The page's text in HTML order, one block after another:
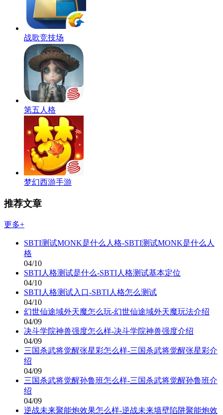
战歌竞技场
第五人格
梦幻西游手游
推荐文章
更多+
SBTI测试MONK是什么人格-SBTI测试MONK是什么人
格
04/10
SBTI人格测试是什么-SBTI人格测试基本定位
04/10
SBTI人格测试入口-SBTI人格怎么测试
04/10
幻世仙途域外天魔怎么玩-幻世仙途域外天魔玩法介绍
04/09
决斗学院神兽强度怎么样-决斗学院神兽强度介绍
04/09
三国杀武将觉醒张星彩怎么样-三国杀武将觉醒张星彩介
绍
04/09
三国杀武将觉醒孙鲁班怎么样-三国杀武将觉醒孙鲁班介
绍
04/09
逆战未来聚能炮效果怎么样-逆战未来墙壁陷阱聚能炮效